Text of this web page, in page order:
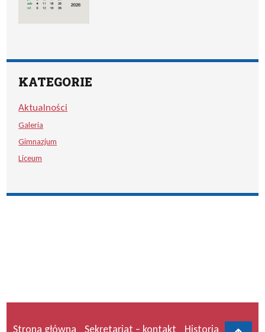
KATEGORIE
Aktualności
Galeria
Gimnazjum
Liceum
Strona główna Sekretariat – kontakt Historia